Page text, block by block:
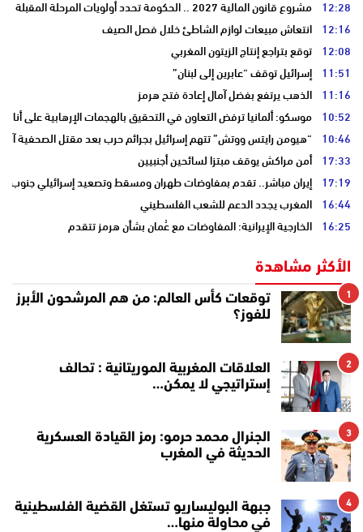
12:28 مشروع قانون المالية 2027 .. الحكومة تحدد أولويات المرحلة المقبلة
12:16 انتعاش مبيعات لوازم الشاطئ خلال فصل الصيف
12:08 توقع بتراجع إنتاج الزيتون المغربي
11:51 إسرائيل توقف “عابرين إلى لبنان”
11:16 الذهب يرتفع بفضل آمال إعادة فتح هرمز
10:52 موسكو: ألمانيا ترفض التعاون في التحقيق بالهجمات الإرهابية على
10:46 “هيومن رايتس ووتش” تتهم إسرائيل بجرائم حرب بعد مقتل الصحفية
17:33 أمن مراكش يوقف مبتزا لسائحين أجنبيين
17:19 إيران مباشر.. تقدم بمفاوضات طهران ومسقط وتصعيد إسرائيلي جنوب
16:44 المغرب يجدد الدعم للشعب الفلسطيني
16:25 الخارجية الإيرانية: المفاوضات مع عُمان بشأن هرمز تتقدم
الأكثر مشاهدة
1
توقعات كأس العالم: من هم المرشحون الأبرز
للفوز؟
2
العلاقات المغربية الموريتانية : تحالف
إستراتيجي لا يمكن…
3
الجنرال محمد حرمو: رمز القيادة العسكرية
الحديثة في المغرب
4
جبهة البوليساريو تستغل القضية الفلسطينية
في محاولة منها…